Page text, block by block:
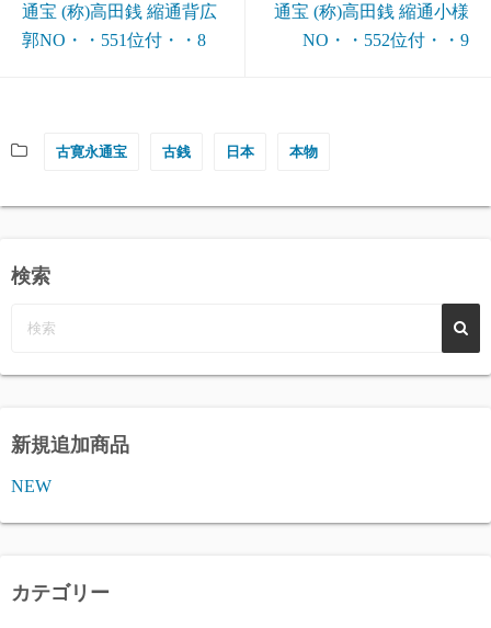
通宝 (称)高田銭 縮通背広
郭NO・・551位付・・8
通宝 (称)高田銭 縮通小様
NO・・552位付・・9
古寛永通宝 古銭 日本 本物
検索
新規追加商品
NEW
カテゴリー